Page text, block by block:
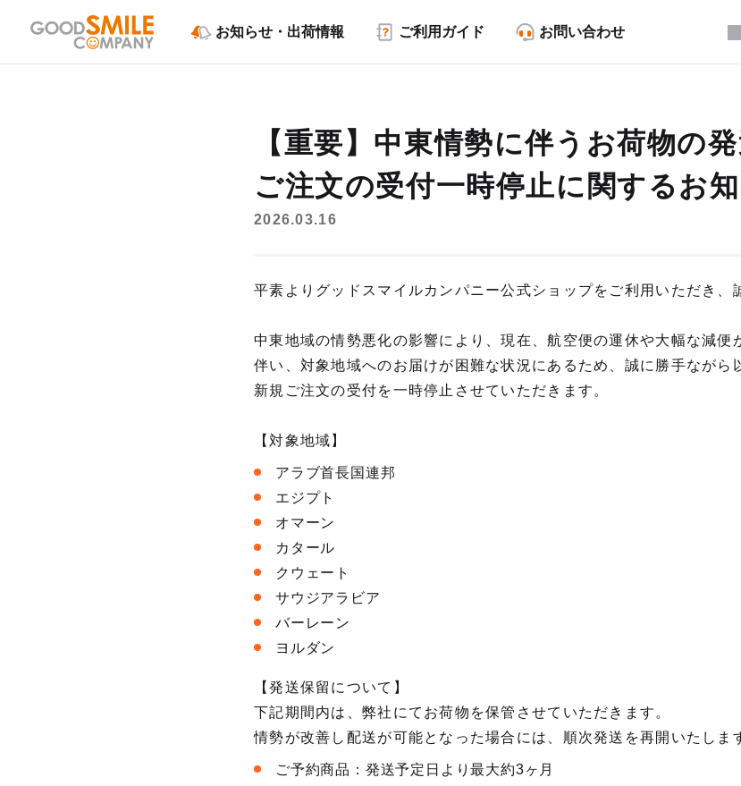
お知らせ・出荷情報 ご利用ガイド お問い合わせ
【重要】中東情勢に伴うお荷物の
ご注文の受付一時停止に関するお
2026.03.16
平素よりグッドスマイルカンパニー公式ショップをご利用いただき、
中東地域の情勢悪化の影響により、現在、航空便の運休や大幅な減便
伴い、対象地域へのお届けが困難な状況にあるため、誠に勝手ながら
新規ご注文の受付を一時停止させていただきます。
【対象地域】
アラブ首長国連邦
エジプト
オマーン
カタール
クウェート
サウジアラビア
バーレーン
ヨルダン
【発送保留について】
下記期間内は、弊社にてお荷物を保管させていただきます。
情勢が改善し配送が可能となった場合には、順次発送を再開いたしま
ご予約商品：発送予定日より最大約3ヶ月